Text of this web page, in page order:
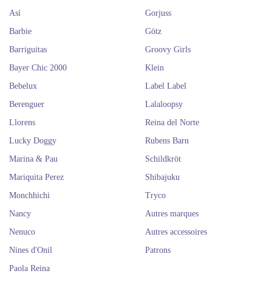
Así
Barbie
Barriguitas
Bayer Chic 2000
Bebelux
Berenguer
Gorjuss
Götz
Groovy Girls
Klein
Label Label
Lalaloopsy
Llorens
Lucky Doggy
Marina & Pau
Mariquita Perez
Monchhichi
Nancy
Nenuco
Nines d'Onil
Paola Reina
Reina del Norte
Rubens Barn
Schildkröt
Shibajuku
Tryco
Autres marques
Autres accessoires
Patrons